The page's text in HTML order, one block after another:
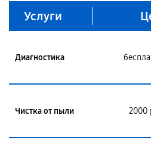
Услуги
Диагностика
Чистка от пыли 2000